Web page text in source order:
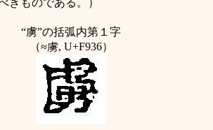
きものである。）
“虜”の括弧内第１字
（≈虜, U+F936）